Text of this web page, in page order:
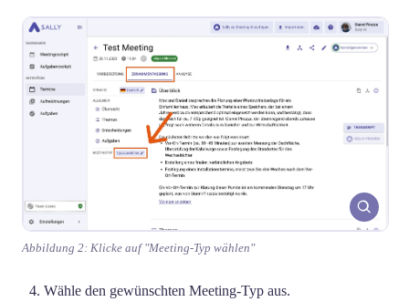
Abbildung 2: Klicke auf "Meeting-Typ wählen"
Wähle den gewünschten Meeting-Typ aus.